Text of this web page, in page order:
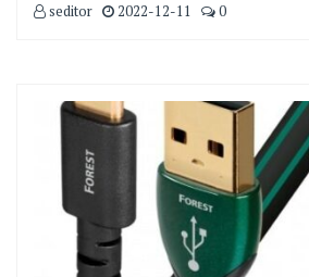
seditor
2022-12-11 0